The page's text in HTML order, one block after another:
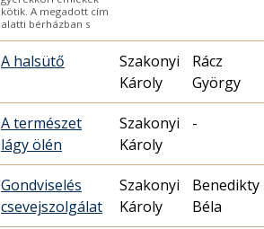
kötik. A megadott cím
alatti bérházban s
A halsütő
Szakonyi
Károly
Rácz
György
A természet
lágy ölén
Szakonyi
Károly
-
Gondviselés
csevejszolgálat
Szakonyi
Károly
Benedikty
Béla